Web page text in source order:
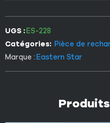
UGS :ES-228
Catégories: Pièce de
Marque :Eastern Star